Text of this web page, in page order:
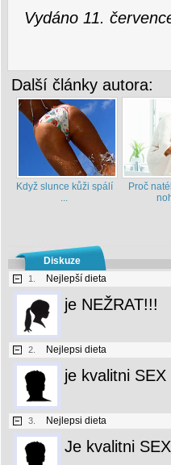
Vydáno 11.
Další články autora:
Když slunce kůži spálí
...
Proč
Diskuze
1. Nejlepší dieta
je NEŽRAT!!!
2. Nejlepsi dieta
je kvalitni SEX
3. Nejlepsi dieta
Je kvalitni SEX